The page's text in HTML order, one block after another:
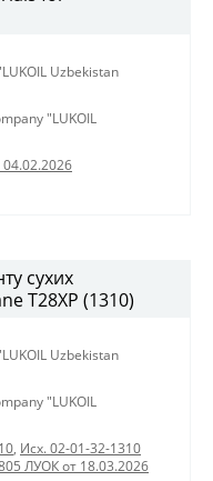
Uzbekistan
"LUKOIL
сухих
T28XP (1310)
Uzbekistan
"LUKOIL
, Исх. 02-01-32-1310
ЛУОК от 18.03.2026